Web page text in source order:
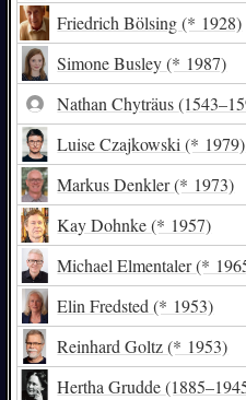
Friedrich Bölsing(* 1928)
Simone Busley(* 1987)
Nathan Chyträus
Luise Czajkowski(* 1979)
Markus Denkler(* 1973)
Kay Dohnke(* 1957)
Michael Elmentaler(*
Elin Fredsted(* 1953)
Reinhard Goltz(* 1953)
Hertha Grudde